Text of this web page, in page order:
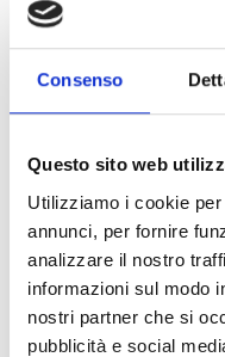
Consenso
Questo sito web
Utilizziamo i cookie
annunci, per fornire
analizzare il nostro
informazioni sul modo
nostri partner che si
pubblicità e social
CONDIVIDI
Conosci
Prova gratis